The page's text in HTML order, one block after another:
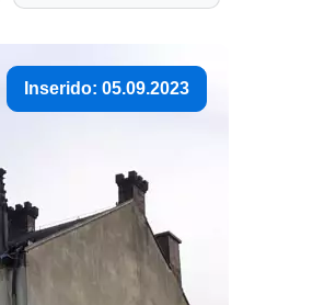
Inserido: 05.09.2023